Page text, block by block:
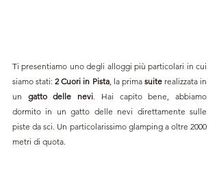
Ti presentiamo uno degli alloggi più particolari in cui
siamo stati: 2 Cuori in Pista, la prima suite realizzata in
un gatto delle nevi. Hai capito bene, abbiamo
dormito in un gatto delle nevi direttamente sulle
piste da sci. Un particolarissimo glamping a oltre 2000
metri di quota.